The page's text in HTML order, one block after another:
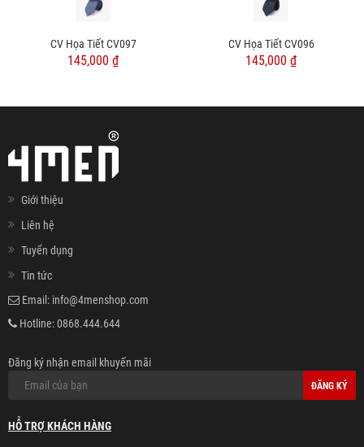
CV Họa Tiết CV097
145,000 ₫
CV Họa Tiết CV096
145,000 ₫
Giới thiệu
Liên hệ
Tuyển dụng
Tin tức
Email: info@4menshop.com
Hotline:0868.444.644
Đăng ký nhận email khuyến mãi
ĐĂNG KÝ
HỖ TRỢ KHÁCH HÀNG